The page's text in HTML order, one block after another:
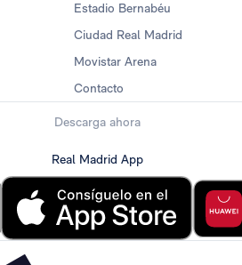
Estadio Bernabéu
Ciudad Real Madrid
Movistar Arena
Contacto
Descarga ahora
Real Madrid App